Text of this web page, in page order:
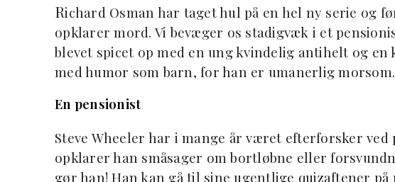
Richard Osman har taget hul på en hel ny serie og
opklarer mord. Vi bevæger os stadigvæk i et
blevet spicet op med en ung kvindelig antihelt og
med humor som barn, for han er umanerlig morsom.
En pensionist
Steve Wheeler har i mange år været efterforsker ved
opklarer han småsager om bortløbne eller
gør han! Han kan gå til sine ugentlige quizaftener